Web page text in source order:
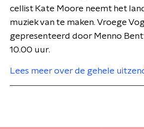
cellist Kate Moore neemt het
muziek van te maken. Vroege
gepresenteerd door Menno
10.00 uur.
Lees meer over de gehele